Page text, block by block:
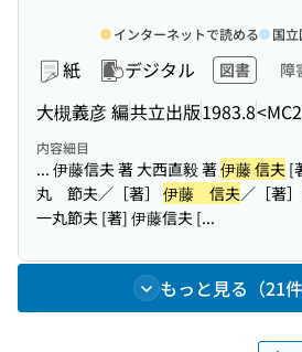
紙 デジタル 図書 障
大槻義彦 編共立出版1983.8
インターネットで読める 国
内容細目
... 伊藤信夫 著 大西直毅 著伊藤 信夫 [
丸 節夫／［著］ 伊藤 信夫／［著
一丸節夫 [著] 伊藤信夫 [...
もっと見る（21件